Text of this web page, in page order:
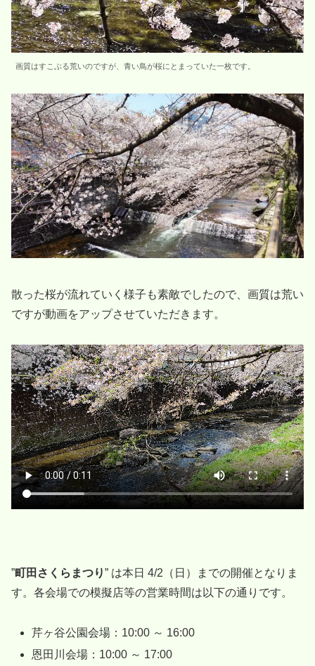
画質はすこぶる荒いのですが、青い鳥が桜にとまっていた一枚です。
散った桜が流れていく様子も素敵でしたので、画質は荒い
ですが動画をアップさせていただきます。
”町田さくらまつり” は本日 4/2（日）までの開催となりま
す。各会場での模擬店等の営業時間は以下の通りです。
芹ヶ谷公園会場：10:00 ～ 16:00
恩田川会場：10:00 ～ 17:00